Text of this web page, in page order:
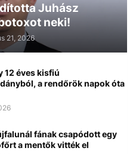
Juhász
neki!
21, 2026
12 éves kisfiú
a rendőrök napok óta
fának csapódott egy
a mentők vitték el